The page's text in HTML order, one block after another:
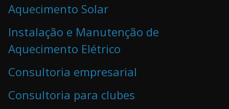
Aquecimento Solar
Instalação e Manutenção de
Aquecimento Elétrico
Consultoria empresarial
Consultoria para clubes